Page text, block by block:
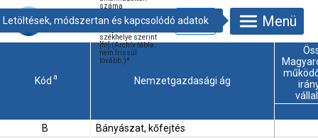
száma
ág és a végső
székhelye szerint
[fő] (Archív tábla,
nem frissül
tovább.)*
Menü
Kód a Nemzetgazdasági ág
B
Bányászat, kőfejtés